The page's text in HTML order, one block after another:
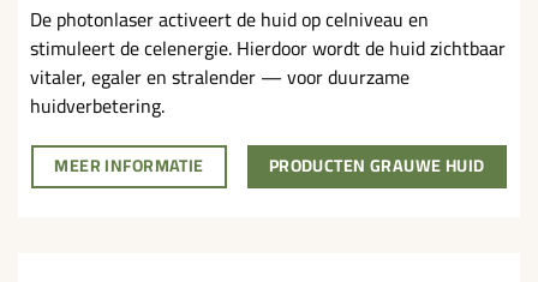
De photonlaser activeert de huid op celniveau en
stimuleert de celenergie. Hierdoor wordt de huid zichtbaar
vitaler, egaler en stralender — voor duurzame
huidverbetering.
MEER INFORMATIE PRODUCTEN GRAUWE HUID